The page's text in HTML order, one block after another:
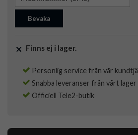
Bevaka
Finns ej i lager.
Personlig service från vår
Snabba leveranser från vårt lager
Officiell Tele2-butik